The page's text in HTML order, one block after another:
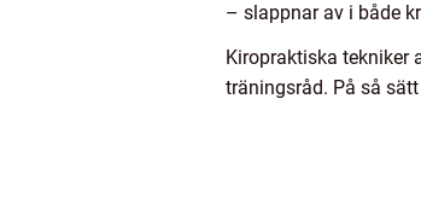
– slappnar av i både
Kiropraktiska tekniker
träningsråd. På så